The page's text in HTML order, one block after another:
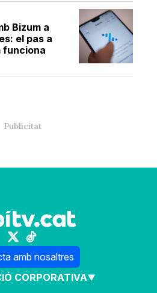
Bizum a
el pas a
funciona
amb nosaltres
CORPORATIVA